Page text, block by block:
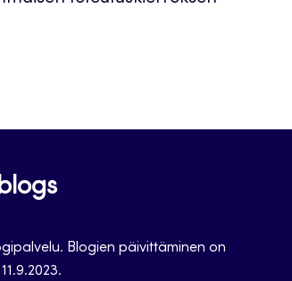
Blogien päivittäminen on